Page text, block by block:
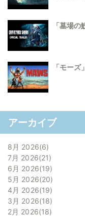
「墓場
「モー
アーカイブ
8月 2026 6
7月 2026 21
6月 2026 19
5月 2026 20
4月 2026 19
3月 2026 18
2月 2026 18